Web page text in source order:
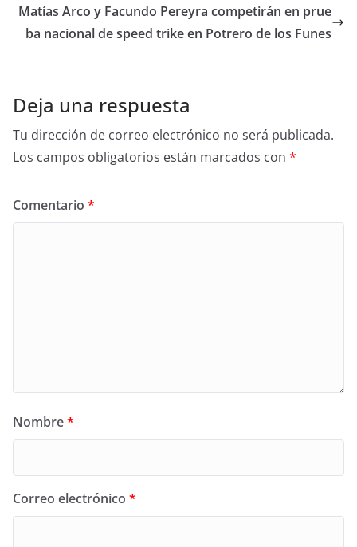
Matías Arco y Facundo Pereyra competirán en prue
ba nacional de speed trike en Potrero de los Funes
Deja una respuesta
Tu dirección de correo electrónico no será publicada.
Los campos obligatorios están marcados con *
Comentario *
Nombre*
Correo electrónico *